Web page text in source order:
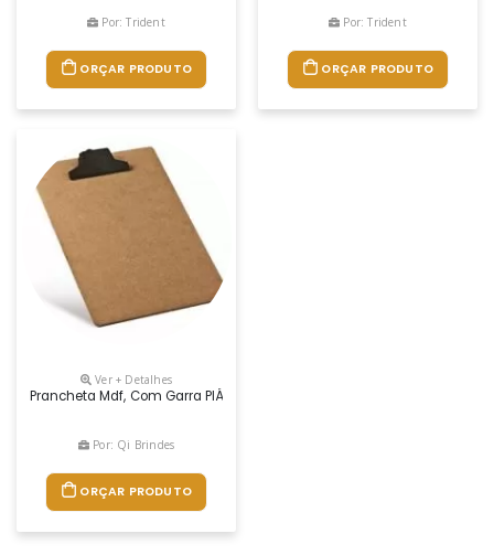
Por: Trident
ORÇAR PRODUTO
Por: Trident
ORÇAR PRODUTO
Ver + Detalhes
Prancheta Mdf, Com Garra PlÁstica Medidas: 34 X 22 X 3,5 Cm Peso:
Por: Qi Brindes
ORÇAR PRODUTO